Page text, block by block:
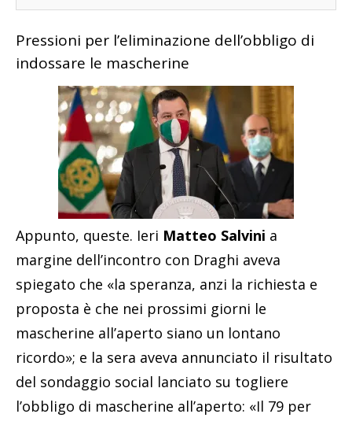
Pressioni per l’eliminazione dell’obbligo di
indossare le mascherine
Appunto, queste. Ieri Matteo Salvini a
margine dell’incontro con Draghi aveva
spiegato che «la speranza, anzi la richiesta e
proposta è che nei prossimi giorni le
mascherine all’aperto siano un lontano
ricordo»; e la sera aveva annunciato il risultato
del sondaggio social lanciato su togliere
l’obbligo di mascherine all’aperto: «Il 79 per